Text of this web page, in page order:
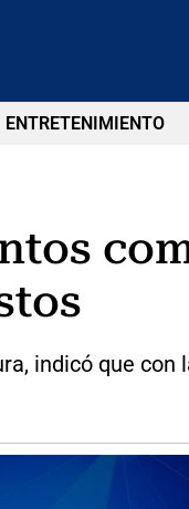
ENTRETENIMIENTO
indicó que